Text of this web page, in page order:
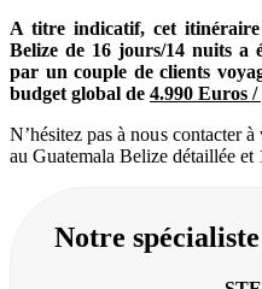
A titre indicatif, cet itinéraire
Belize de 16 jours/14 nuits a
par un couple de clients
budget global de 4.990 Euros /
N’hésitez pas à nous contacter
au Guatemala Belize détaillée et
Notre